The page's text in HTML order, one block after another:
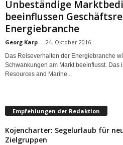
Unbeständige
beeinflussen
Energiebranche
Georg Karp - 24. Oktober 2016
Das Reiseverhalten der Energiebranche
Schwankungen am Markt beeinflusst. Das
Resources and Marine...
Empfehlungen der Redaktion
Kojencharter: Segelurlaub für
Zielgruppen